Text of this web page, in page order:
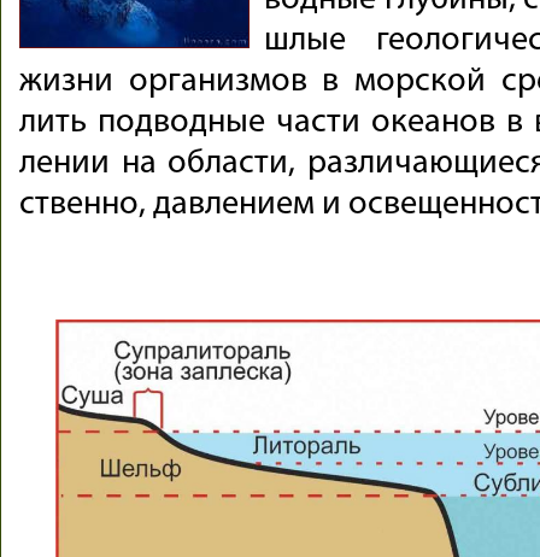
шлые
жизни ор­га­низ­мов в мор­ской
лить под­вод­ные части океа­нов
ле­нии на об­ласти,
ст­венно, дав­ле­нием и